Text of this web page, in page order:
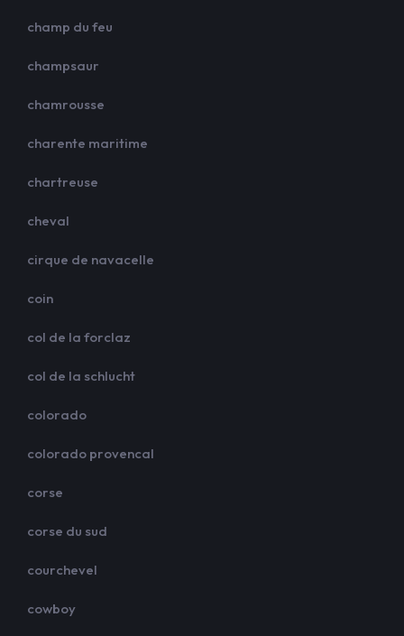
champ du feu
champsaur
chamrousse
charente maritime
chartreuse
cheval
cirque de navacelle
coin
col de la forclaz
col de la schlucht
colorado
colorado provencal
corse
corse du sud
courchevel
cowboy